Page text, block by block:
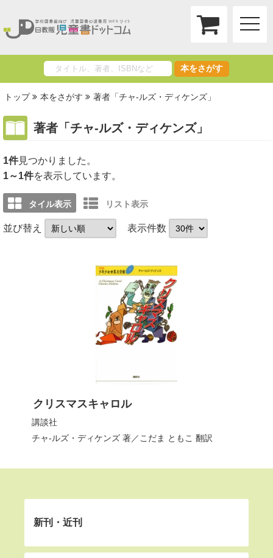
toggle
本をさがす
トップ 本をさがす 著者「チャ-ルズ・ディケンズ」
著者「チャ-ルズ・ディケンズ」
1件
1～1件を表示しています。
タイル表示 リスト表示
並び替え 表示件数
クリスマスキャロル
講談社
チャ-ルズ・ディケンズ著／ こだま ともこ 翻訳
新刊・近刊